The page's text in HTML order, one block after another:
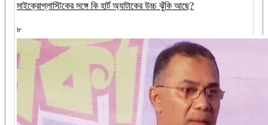
মাইক্রোপ্লাস্টিকের সঙ্গে কি হার্ট অ্যাটাকের উচ্চ ঝুঁকি আছে?
৮